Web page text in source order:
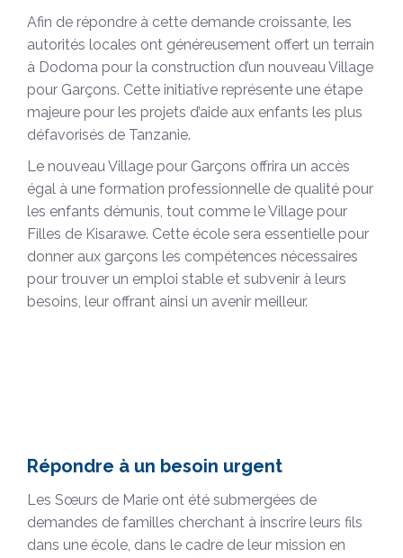
Afin de répondre à cette demande croissante, les
autorités locales ont généreusement offert un terrain
à Dodoma pour la construction d’un nouveau Village
pour Garçons. Cette initiative représente une étape
majeure pour les projets d’aide aux enfants les plus
défavorisés de Tanzanie.
Le nouveau Village pour Garçons offrira un accès
égal à une formation professionnelle de qualité pour
les enfants démunis, tout comme le Village pour
Filles de Kisarawe. Cette école sera essentielle pour
donner aux garçons les compétences nécessaires
pour trouver un emploi stable et subvenir à leurs
besoins, leur offrant ainsi un avenir meilleur.
Répondre à un besoin urgent
Les Sœurs de Marie ont été submergées de
demandes de familles cherchant à inscrire leurs fils
dans une école, dans le cadre de leur mission en